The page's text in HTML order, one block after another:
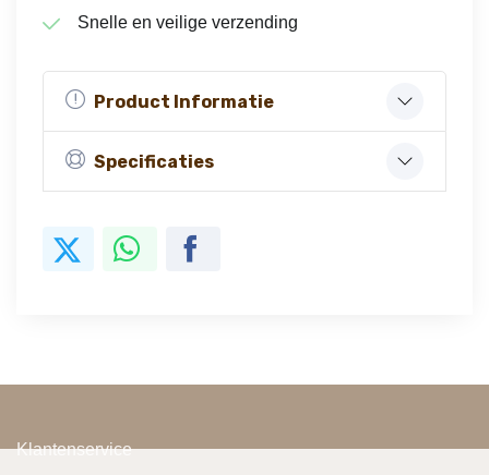
Snelle en veilige verzending
Product Informatie
Specificaties
Klantenservice